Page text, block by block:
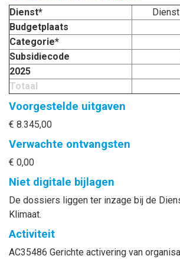
Dienst*
Budgetplaats
Categorie*
Subsidiecode
2025
Totaal
Voorgestelde uitgaven
€ 8.345,00
Verwachte ontvangsten
€ 0,00
Niet digitale bijlagen
De dossiers liggen ter inzage bij de
Klimaat.
Activiteit
AC35486 Gerichte activering van